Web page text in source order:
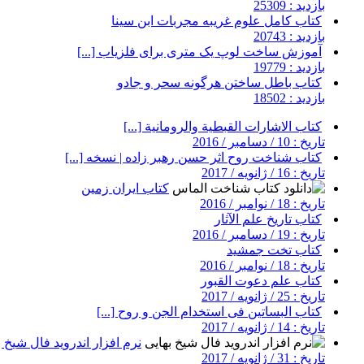
بازدید : 25309
کتاب کامل علوم غریبه مجربات ابن سینا
بازدید : 20743
آموزش ساخت لوپ یک متری برای فلزیاب [...]
بازدید : 19779
کتاب باطل ساختن هرگونه سحر و جادو
بازدید : 18502
کتاب الاشارات القبطية والرومانية [...]
تاریخ : 10 / دسامبر / 2016
کتاب شناخت روح اثر حسن رهبر زاده | نسخه [...]
تاریخ : 16 / ژانویه / 2017
کتاب ایران زمین
تاریخ : 18 / نوامبر / 2016
کتاب تاریخ علم الآثار
تاریخ : 19 / دسامبر / 2016
کتاب تخت جمشید
تاریخ : 18 / نوامبر / 2016
کتاب علم دعوت القبور
تاریخ : 25 / ژانویه / 2017
کتاب البساتین فی استخدام الجن و روح [...]
تاریخ : 14 / ژانویه / 2017
نرم افزار اندروید فال شیخ
تاریخ : 31 / ژانویه / 2017